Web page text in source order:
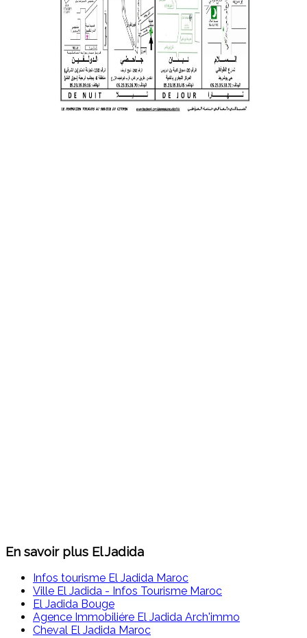
En savoir plus El Jadida
Infos tourisme El Jadida Maroc
Ville El Jadida - Infos Tourisme Maroc
El Jadida Bouge
Agence Immobiliére El Jadida Arch'immo
Cheval El Jadida Maroc